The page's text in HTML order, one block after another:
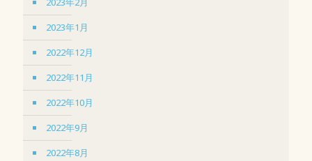
2023年1月
2022年12月
2022年11月
2022年10月
2022年9月
2022年8月